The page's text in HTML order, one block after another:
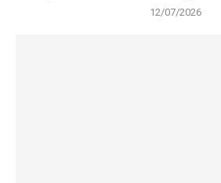
12/07/2026